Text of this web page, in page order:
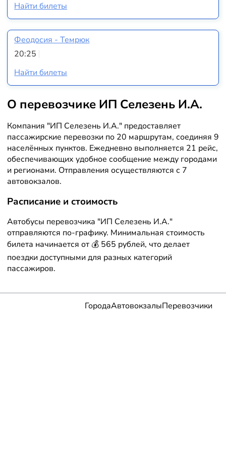
Найти билеты
Феодосия - Темрюк
20:25
Найти билеты
О перевозчике ИП Селезень И.А.
Компания "ИП Селезень И.А." предоставляет
пассажирские перевозки по 20 маршрутам, соединяя 9
населённых пунктов. Ежедневно выполняется 21 рейс,
обеспечивающих удобное сообщение между городами
и регионами. Отправления осуществляются с 7
автовокзалов.
Расписание и стоимость
Автобусы перевозчика "ИП Селезень И.А."
отправляются по-графику. Минимальная стоимость
билета начинается от 💰 565 рублей, что делает
поездки доступными для разных категорий
пассажиров.
ГородаАвтовокзалыПеревозчики